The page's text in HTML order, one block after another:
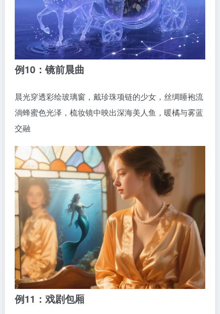
例10：镜前晨曲
晨光穿透彩绘玻璃窗，戴珍珠项链的少女，丝绸睡袍流
淌蜂蜜色光泽，梳妆镜中映出深海美人鱼，暖橘与雾蓝
交融
例11：戏剧包厢